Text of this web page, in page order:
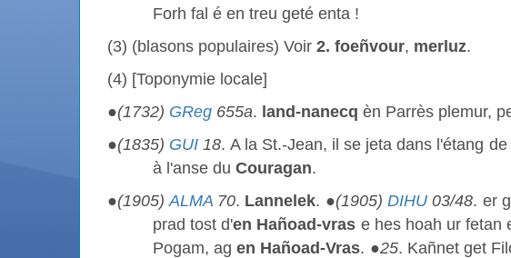
Forh fal é en treu geté enta !
(3) (blasons populaires) Voir 2. foeñvour, merluz.
(4) [Toponymie locale]
●(1732) GReg 655a. land-nanecq èn Parrès plemur,
●(1835) GUI 18. A la St.-Jean, il se jeta dans l'étang de
à l'anse du Couragan.
●(1905)ALMA70. Lannelek. ●(1905)DIHU 03/48. er
prad tost d'en Hañoad-vras e hes hoah ur fetan
Pogam, agen Hañoad-Vras. ●25. Kañnet get